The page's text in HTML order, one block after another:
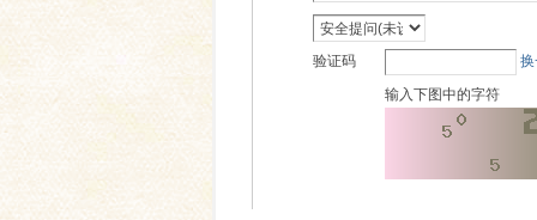
验证码
输入下图中的字符